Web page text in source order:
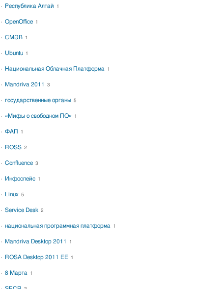
Республика Алтай 1
OpenOffice 1
СМЭВ 1
Ubuntu 1
Национальная Облачная Платформа 1
Mandriva 2011 3
государственные органы 5
«Мифы о свободном ПО» 1
ФАП 1
ROSS 2
Confluence 3
Инфоспейс 1
Linux 5
Service Desk 2
национальная программная платформа 1
Mandriva Desktop 2011 1
ROSA Desktop 2011 EE 1
8 Марта 1